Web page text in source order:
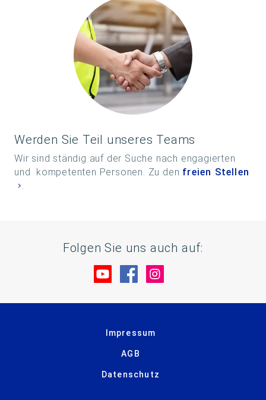
Werden Sie Teil unseres Teams
Wir sind ständig auf der Suche nach engagierten
und kompetenten Personen. Zu den freien Stellen
Folgen Sie uns auch auf:
Besuche uns auf YouTube
Besuche uns auf
Impressum
AGB
Datenschutz